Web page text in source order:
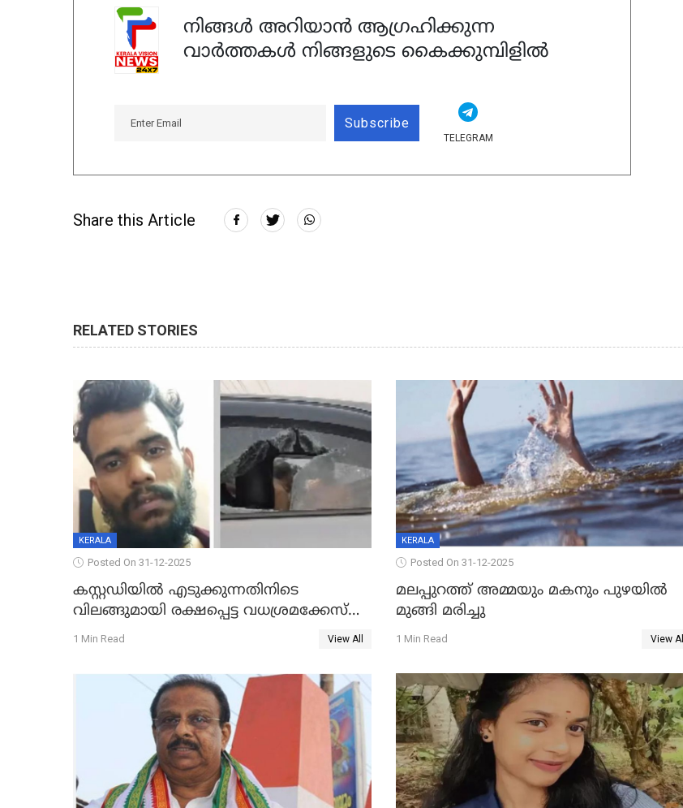
നിങ്ങൾ അറിയാൻ ആഗ്രഹിക്കുന്ന
വാർത്തകൾ നിങ്ങളുടെ കൈക്കുമ്പിളിൽ
Subscribe
TELEGRAM
Share this Article
RELATED STORIES
KERALA
Posted On 31-12-2025
കസ്റ്റഡിയിൽ എടുക്കുന്നതിനിടെ
വിലങ്ങുമായി രക്ഷപ്പെട്ട വധശ്രമക്കേസ്
പ്രതി പിടിയിൽ
1 Min Read View All
KERALA
Posted On 31-12-2025
മലപ്പുറത്ത് അമ്മയും മകനും പുഴയിൽ
മുങ്ങി മരിച്ചു
1 Min Read View All